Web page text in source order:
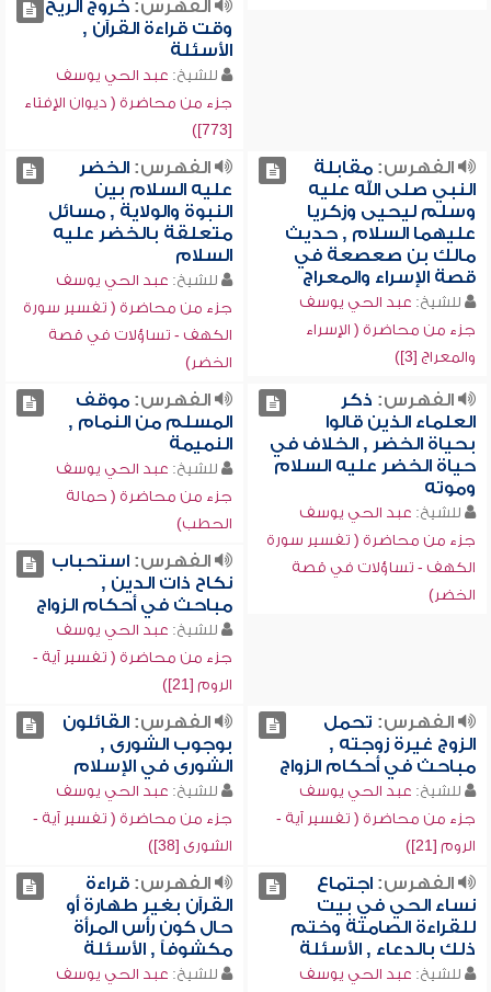
الفهرس:خروج الريح
وقت قراءة القرآن ,
الأسئلة
للشيخ: عبد الحي يوسف
جزء من محاضرة ( ديوان الإفتاء
[773])
الفهرس:مقابلة
النبي صلى الله عليه
وسلم ليحيى وزكريا
عليهما السلام , حديث
مالك بن صعصعة في
قصة الإسراء والمعراج
للشيخ: عبد الحي يوسف
جزء من محاضرة ( الإسراء
والمعراج [3])
الفهرس:الخضر
عليه السلام بين
النبوة والولاية , مسائل
متعلقة بالخضر عليه
السلام
للشيخ: عبد الحي يوسف
جزء من محاضرة ( تفسير سورة
الكهف - تساؤلات في قصة
الخضر)
الفهرس: ذكر
العلماء الذين قالوا
بحياة الخضر , الخلاف في
حياة الخضر عليه السلام
وموته
للشيخ: عبد الحي يوسف
جزء من محاضرة ( تفسير سورة
الكهف - تساؤلات في قصة
الخضر)
الفهرس:موقف
المسلم من النمام ,
النميمة
للشيخ: عبد الحي يوسف
جزء من محاضرة ( حمالة
الحطب)
الفهرس:استحباب
نكاح ذات الدين ,
مباحث في أحكام الزواج
للشيخ: عبد الحي يوسف
جزء من محاضرة ( تفسير آية -
الروم [21])
الفهرس: تحمل
الزوج غيرة زوجته ,
مباحث في أحكام الزواج
للشيخ: عبد الحي يوسف
جزء من محاضرة ( تفسير آية -
الروم [21])
الفهرس:القائلون
بوجوب الشورى ,
الشورى في الإسلام
للشيخ: عبد الحي يوسف
جزء من محاضرة ( تفسير آية -
الشورى [38])
الفهرس:اجتماع
نساء الحي في بيت
للقراءة الصامتة وختم
ذلك بالدعاء , الأسئلة
للشيخ: عبد الحي يوسف
الفهرس:قراءة
القرآن بغير طهارة أو
حال كون رأس المرأة
مكشوفاً , الأسئلة
للشيخ: عبد الحي يوسف